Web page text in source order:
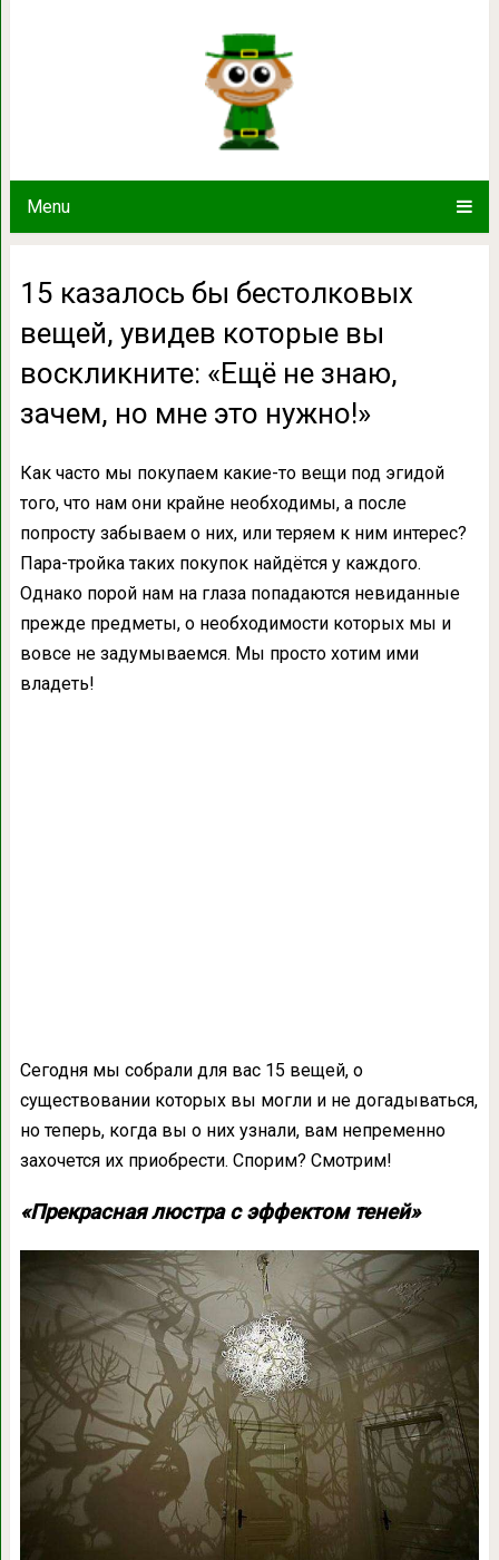
Menu
15 казалось бы бестолковых
воскликните: «Ещё не знаю,
15 казалось бы бестолковых
вещей, увидев которые вы
воскликните: «Ещё не знаю,
зачем, но мне это нужно!»
Как часто мы покупаем какие-то вещи под эгидой
того, что нам они крайне необходимы, а после
попросту забываем о них, или теряем к ним интерес?
Пара-тройка таких покупок найдётся у каждого.
Однако порой нам на глаза попадаются невиданные
прежде предметы, о необходимости которых мы и
вовсе не задумываемся. Мы просто хотим ими
владеть!
Сегодня мы собрали для вас 15 вещей, о
существовании которых вы могли и не догадываться,
но теперь, когда вы о них узнали, вам непременно
захочется их приобрести. Спорим? Смотрим!
«Прекрасная люстра с эффектом теней»